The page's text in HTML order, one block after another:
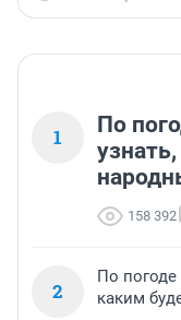
1
По
158 392
2
По погоде
каким